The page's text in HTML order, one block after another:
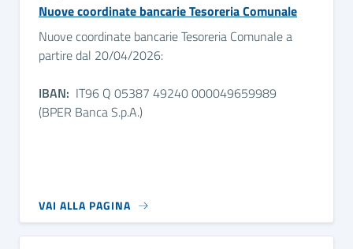
Nuove coordinate bancarie Tesoreria Comunale
Nuove coordinate bancarie Tesoreria Comunale a
partire dal 20/04/2026:
IBAN: IT96 Q 05387 49240 000049659989
(BPER Banca S.p.A.)
VAI ALLA PAGINA